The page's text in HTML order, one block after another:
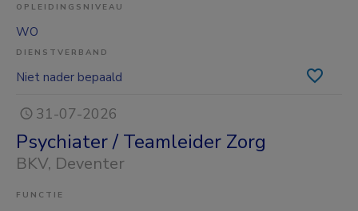
OPLEIDINGSNIVEAU
WO
DIENSTVERBAND
Niet nader bepaald
31-07-2026
Psychiater / Teamleider Zorg
BKV, Deventer
FUNCTIE